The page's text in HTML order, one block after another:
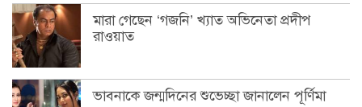
মারা গেছেন ‘গজনি’ খ্যাত অভিনেতা প্রদীপ
রাওয়াত
ভাবনাকে জন্মদিনের শুভেচ্ছা জানালেন পূর্ণিমা